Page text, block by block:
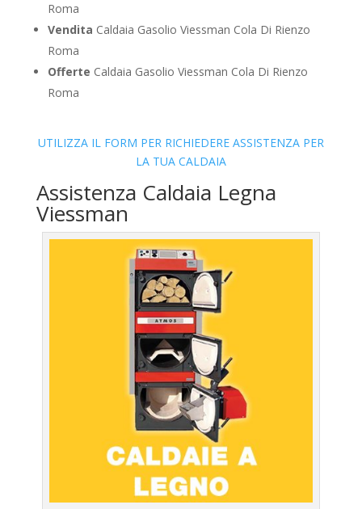
Roma
Vendita Caldaia Gasolio Viessman Cola Di Rienzo
Roma
Offerte Caldaia Gasolio Viessman Cola Di Rienzo
Roma
UTILIZZA IL FORM PER RICHIEDERE ASSISTENZA PER
LA TUA CALDAIA
Assistenza Caldaia Legna
Viessman